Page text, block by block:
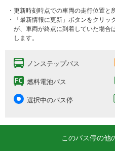
・更新時刻時点での車両の走行位置と
・「最新情報に更新」ボタンをクリ
が、車両が終点に到着していた場合
します。
ノンステップバス
燃料電池バス
選択中のバス停
このバス停の他